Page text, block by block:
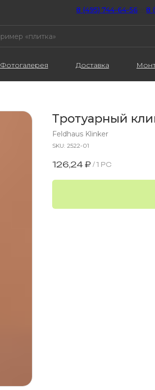
8 (495) 744-64-56 8
Фотогалерея Доставка
Тротуарный
Feldhaus Klinker
SKU: 2522-01
126,24 ₽ /1 PC